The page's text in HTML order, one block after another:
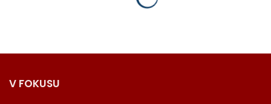
V FOKUSU